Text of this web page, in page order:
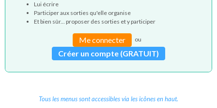
Lui écrire
Participer aux sorties qu'elle organise
Et bien sûr... proposer des sorties et y participer
Me connecter ou
Créer un compte (GRATUIT)
Tous les menus sont accessibles via les icônes en haut.